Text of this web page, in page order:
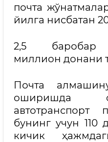
почта
йилга нисбатан
2,5
миллион донани
Почта
оширишда
автотранспорт
бунинг учун 110
кичик